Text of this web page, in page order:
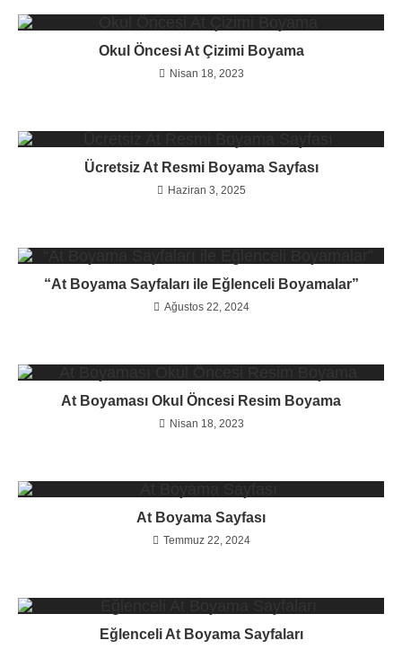
Okul Öncesi At Çizimi Boyama
Nisan 18, 2023
Ücretsiz At Resmi Boyama Sayfası
Haziran 3, 2025
“At Boyama Sayfaları ile Eğlenceli Boyamalar”
Ağustos 22, 2024
At Boyaması Okul Öncesi Resim Boyama
Nisan 18, 2023
At Boyama Sayfası
Temmuz 22, 2024
Eğlenceli At Boyama Sayfaları